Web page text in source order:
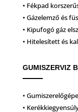
• Fékpad
• Gázelemző és
• Kipufogó gáz
• Hitelesített és
GUMISZERVIZ
•
•